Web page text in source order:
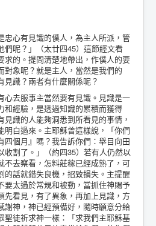
心有見識的僕人，為主人所派，管
們呢？」（太廿四45）這節經文看
求的。提問清楚地帶出，作僕人的要
對象呢？就是主人，當然是我們的
識？兩者有什麼關係呢？
去服事主當然要有見識。見識是一
和經驗，是透過知識的累積而獲得
識的人能夠洞悉到所看見的事情，
明白過來。主耶穌曾這樣說，「你們
四個月』嗎？我告訴你們：舉目向田
收割了。」（約四35）若有人仍然以
不去察看，怎料莊稼已經成熟了，可
的話就錯失良機，招致損失。主提醒
要太過於常規和被動，當抓住神賜予
先看見，有了異象，再加上見識，方
謝神，神已經預備好，隨時願意分給
聖徒祈求神一樣：「求我們主耶穌基